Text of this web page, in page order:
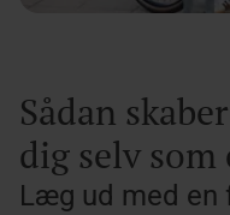
Sådan
dig selv
Læg ud med en